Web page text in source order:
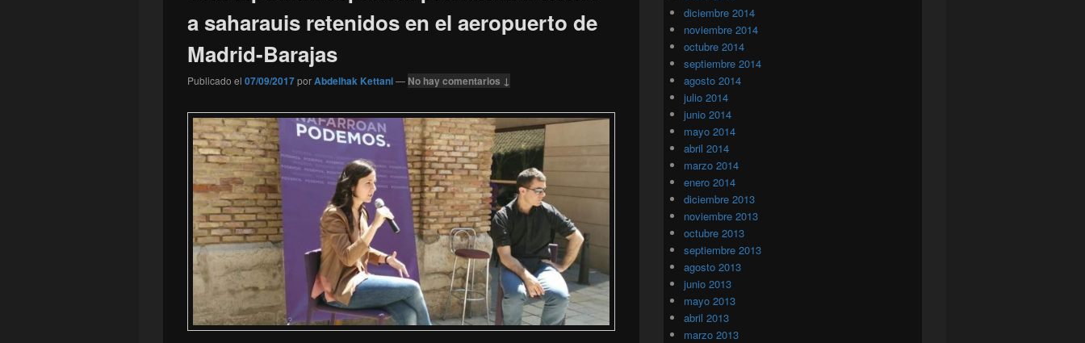
a saharauis retenidos en el aeropuerto de
Madrid-Barajas
Publicado el 07/09/2017porAbdelhak Kettani— No hay comentarios ↓
diciembre 2014
noviembre 2014
octubre 2014
septiembre 2014
agosto 2014
julio 2014
junio 2014
mayo 2014
abril 2014
marzo 2014
enero 2014
diciembre 2013
noviembre 2013
octubre 2013
septiembre 2013
agosto 2013
junio 2013
mayo 2013
abril 2013
marzo 2013